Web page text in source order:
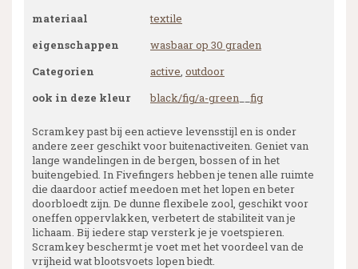
materiaal
textile
eigenschappen
wasbaar op 30 graden
Categorien
active, outdoor
ook in deze kleur
black/fig/a-green fig
Scramkey past bij een actieve levensstijl en is onder
andere zeer geschikt voor buitenactiveiten. Geniet van
lange wandelingen in de bergen, bossen of in het
buitengebied. In Fivefingers hebben je tenen alle ruimte
die daardoor actief meedoen met het lopen en beter
doorbloedt zijn. De dunne flexibele zool, geschikt voor
oneffen oppervlakken, verbetert de stabiliteit van je
lichaam. Bij iedere stap versterk je je voetspieren.
Scramkey beschermt je voet met het voordeel van de
vrijheid wat blootsvoets lopen biedt.